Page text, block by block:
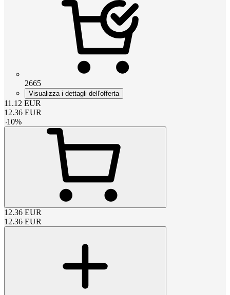
2665
Visualizza i dettagli dell'offerta
11.12 EUR
12.36 EUR
-10%
12.36 EUR
12.36 EUR